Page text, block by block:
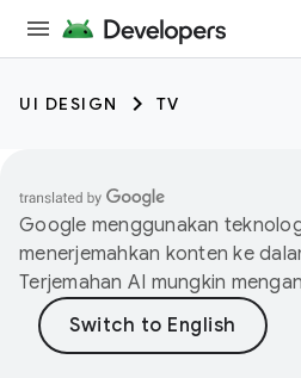
UI DESIGN TV
Google menggunakan
menerjemahkan konten ke
Terjemahan AI mungkin